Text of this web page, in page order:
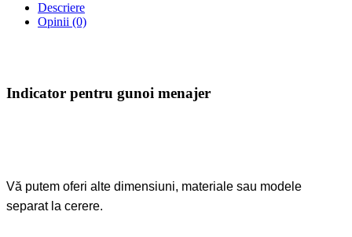
Descriere
Opinii (0)
Indicator pentru gunoi menajer
Vă putem oferi alte dimensiuni, materiale sau modele
separat la cerere.